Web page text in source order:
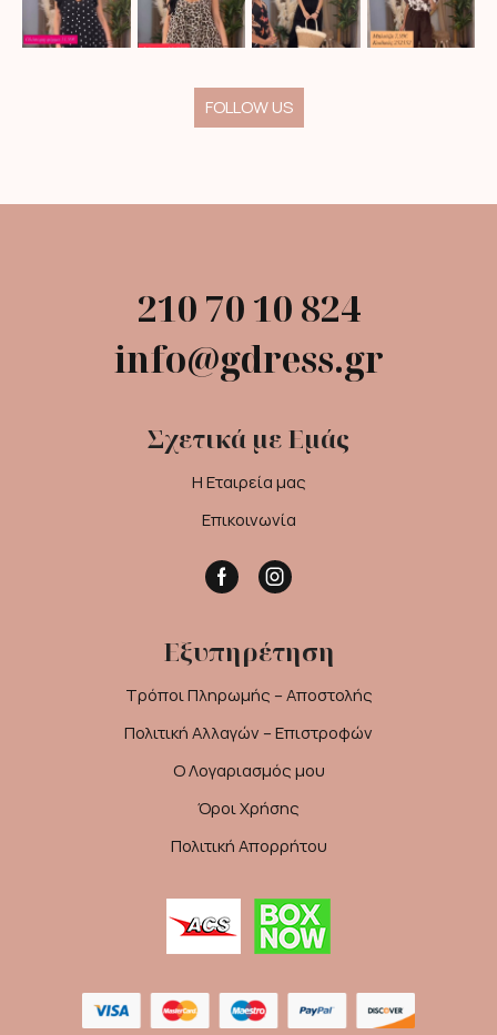
FOLLOW US
210 70 10 824
info@gdress.gr
Σχετικά με Εμάς
Η Εταιρεία μας
Επικοινωνία
FacebookInstagram
Εξυπηρέτηση
Τρόποι Πληρωμής – Αποστολής
Πολιτική Αλλαγών – Επιστροφών
Ο Λογαριασμός μου
Όροι Χρήσης
Πολιτική Απορρήτου